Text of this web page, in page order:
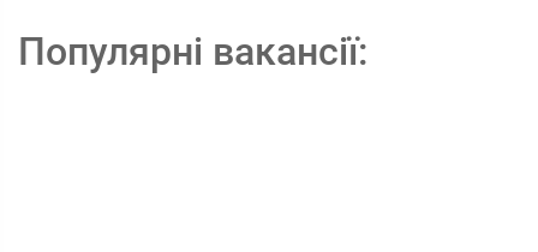
Популярні вакансії: